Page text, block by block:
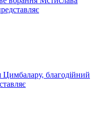
благодійний